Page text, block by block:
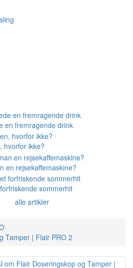
en fremragende drink
hvorfor ikke?
en rejsekaffemaskine?
sommerhit
alle artikler
Tamper | Flair PRO 2